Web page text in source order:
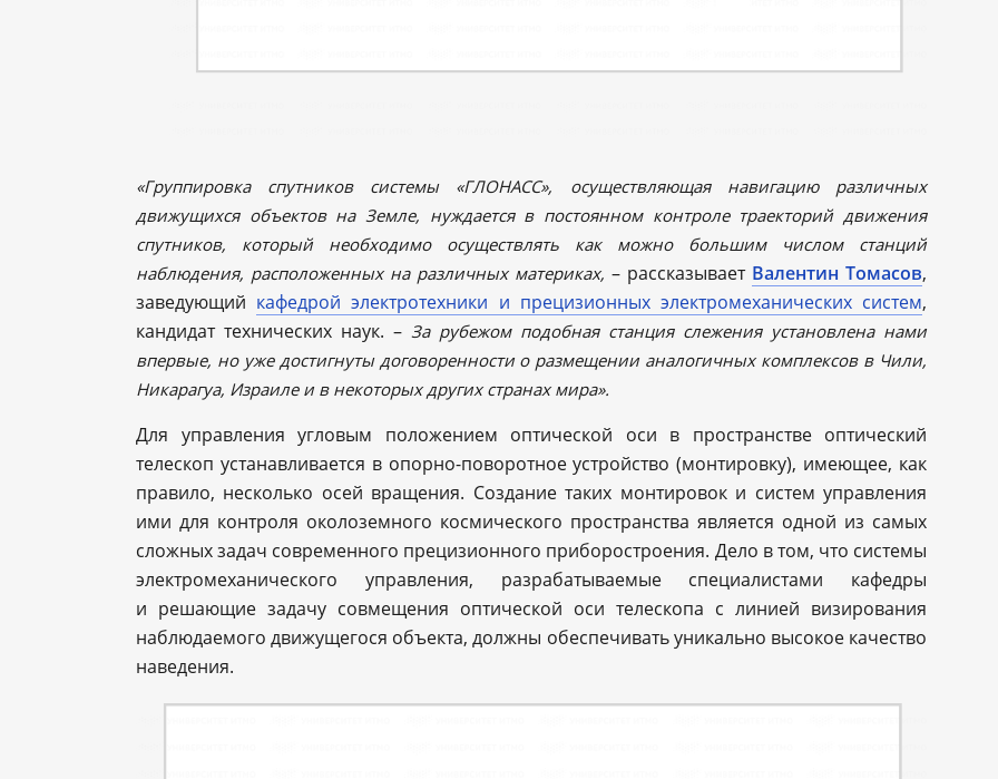
«Группировка спутников системы «ГЛОНАСС», осуществляющая навигацию различных
движущихся объектов на Земле, нуждается в постоянном контроле траекторий движения
спутников, который необходимо осуществлять как можно большим числом станций
наблюдения, расположенных на различных материках, – рассказывает Валентин Томасов,
заведующий кафедрой электротехники и прецизионных электромеханических систем,
кандидат технических наук. – За рубежом подобная станция слежения установлена нами
впервые, но уже достигнуты договоренности о размещении аналогичных комплексов в Чили,
Никарагуа, Израиле и в некоторых других странах мира».
Для управления угловым положением оптической оси в пространстве оптический
телескоп устанавливается в опорно-поворотное устройство (монтировку), имеющее, как
правило, несколько осей вращения. Создание таких монтировок и систем управления
ими для контроля околоземного космического пространства является одной из самых
сложных задач современного прецизионного приборостроения. Дело в том, что системы
электромеханического управления, разрабатываемые специалистами кафедры
и решающие задачу совмещения оптической оси телескопа с линией визирования
наблюдаемого движущегося объекта, должны обеспечивать уникально высокое качество
наведения.